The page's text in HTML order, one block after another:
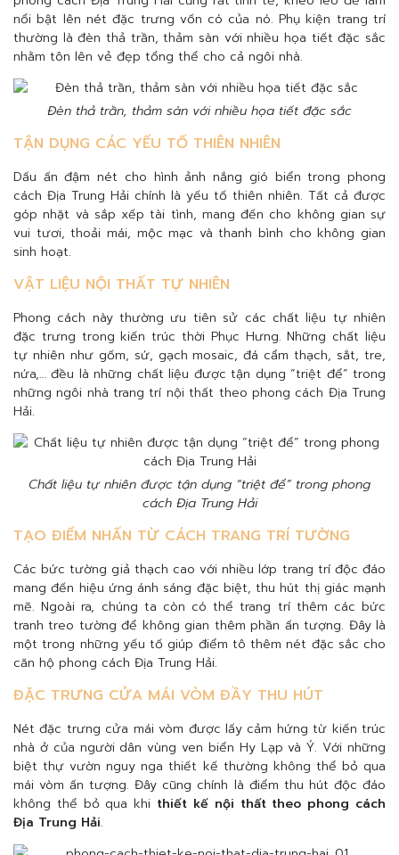
nổi bật lên nét đặc trưng vốn có của nó. Phụ kiện trang trí
thường là đèn thả trần, thảm sàn với nhiều họa tiết đặc sắc
nhằm tôn lên vẻ đẹp tổng thể cho cả ngôi nhà.
Đèn thả trần, thảm sàn với nhiều họa tiết đặc sắc
TẬN DỤNG CÁC YẾU TỐ THIÊN NHIÊN
Dấu ấn đậm nét cho hình ảnh nắng gió biển trong phong
cách Địa Trung Hải chính là yếu tố thiên nhiên. Tất cả được
góp nhặt và sắp xếp tài tình, mang đến cho không gian sự
vui tươi, thoải mái, mộc mạc và thanh bình cho không gian
sinh hoạt.
VẬT LIỆU NỘI THẤT TỰ NHIÊN
Phong cách này thường ưu tiên sử các chất liệu tự nhiên
đặc trưng trong kiến trúc thời Phục Hưng. Những chất liệu
tự nhiên như gốm, sứ, gạch mosaic, đá cẩm thạch, sắt, tre,
nứa,… đều là những chất liệu được tận dụng “triệt để” trong
những ngôi nhà trang trí nội thất theo phong cách Địa Trung
Hải.
Chất liệu tự nhiên được tận dụng “triệt để” trong phong
cách Địa Trung Hải
TẠO ĐIỂM NHẤN TỪ CÁCH TRANG TRÍ TƯỜNG
Các bức tường giả thạch cao với nhiều lớp trang trí độc đáo
mang đến hiệu ứng ánh sáng đặc biệt, thu hút thị giác mạnh
mẽ. Ngoài ra, chúng ta còn có thể trang trí thêm các bức
tranh treo tường để không gian thêm phần ấn tượng. Đây là
một trong những yếu tố giúp điểm tô thêm nét đặc sắc cho
căn hộ phong cách Địa Trung Hải.
ĐẶC TRƯNG CỬA MÁI VÒM ĐẦY THU HÚT
Nét đặc trưng cửa mái vòm được lấy cảm hứng từ kiến trúc
nhà ở của người dân vùng ven biển Hy Lạp và Ý. Với những
biệt thự vườn nguy nga thiết kế thường không thể bỏ qua
mái vòm ấn tượng. Đây cũng chính là điểm thu hút độc đáo
không thể bỏ qua khi thiết kế nội thất theo phong cách
Địa Trung Hải.